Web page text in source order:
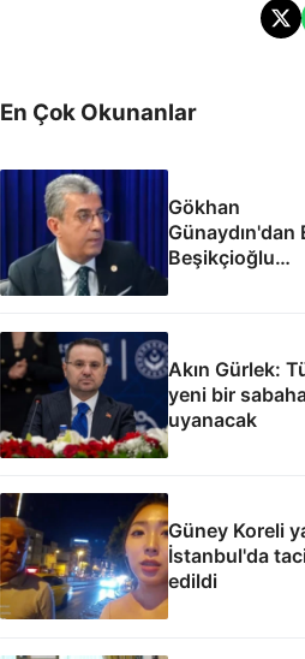
En Çok Okunanlar
Gökhan
Günaydın'dan
Beşikçioğlu
eleştirisi: Siz
yapıyorsunuz
Akın Gürlek:
yeni bir
uyanacak
Güney Koreli
İstanbul'da
edildi